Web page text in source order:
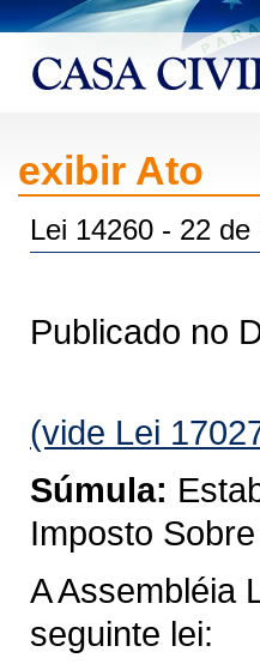
exibir Ato
Lei 14260 - 22
Publicado no
(vide Lei
Súmula:
Imposto
A Assembléia
seguinte lei: